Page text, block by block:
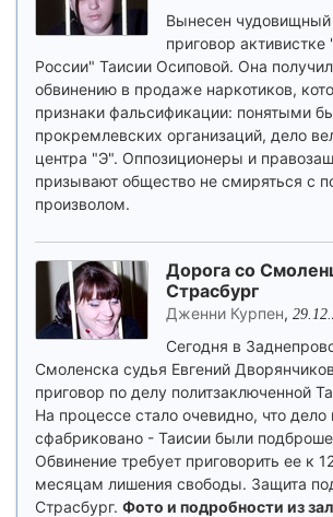
Вынесен
приговор активистке
России" Таисии Осиповой. Она
обвинению в продаже наркотиков,
признаки фальсификации: понятыми
прокремлевских организаций, дело
центра "Э". Оппозиционеры и
призывают общество не смиряться с
произволом.
Дорога со
Страсбург
Дженни Курпен,
Сегодня в
Смоленска судья Евгений
приговор по делу политзаключенной
На процессе стало очевидно, что дело
сфабриковано - Таисии были
Обвинение требует приговорить ее к
месяцам лишения свободы. Защита
Страсбург. Фото и подробности из